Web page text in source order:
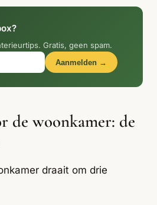
Luxury
Retro Revival
→
Gratis, geen spam.
Aanmelden →
de woonkamer: de
draait om drie